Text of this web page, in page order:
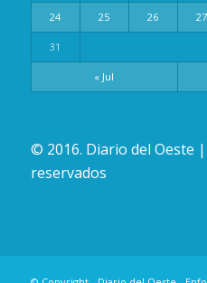
« Jul
24 25 26 27
31
© 2016. Diario del Oeste
reservados